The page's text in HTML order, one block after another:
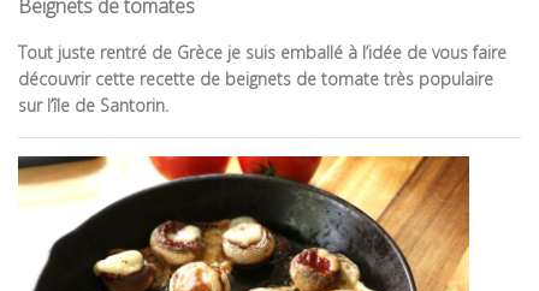
Beignets de tomates
Tout juste rentré de Grèce je suis emballé à l’idée de vous faire
découvrir cette recette de beignets de tomate très populaire
sur l’île de Santorin.